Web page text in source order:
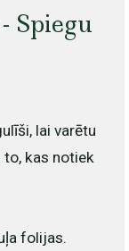
Spiegu
lai varētu
to, kas notiek
folijas.